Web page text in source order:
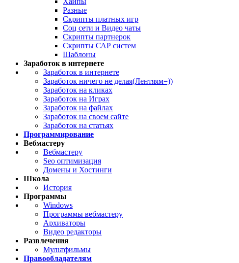
Разные
Скрипты платных игр
Соц сети и Видео чаты
Скрипты партнерок
Скрипты САР систем
Шаблоны
Заработок в интернете
Заработок в интернете
Заработок ничего не делая(Лентяям=))
Заработок на кликах
Заработок на Играх
Заработок на файлах
Заработок на своем сайте
Заработок на статьях
Программирование
Вебмастеру
Вебмастеру
Seo оптимизация
Домены и Хостинги
Школа
История
Программы
Windows
Программы вебмастеру
Архиваторы
Видео редакторы
Развлечения
Мультфильмы
Правообладателям